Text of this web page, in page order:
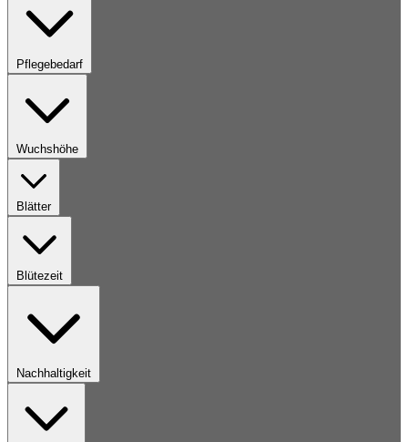
Pflegebedarf
Wuchshöhe
Blätter
Blütezeit
Nachhaltigkeit